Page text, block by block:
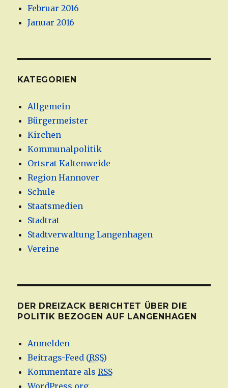
Februar 2016
Januar 2016
KATEGORIEN
Allgemein
Bürgermeister
Kirchen
Kommunalpolitik
Ortsrat Kaltenweide
Region Hannover
Schule
Staatsmedien
Stadtrat
Stadtverwaltung Langenhagen
Vereine
DER DREIZACK BERICHTET ÜBER DIE
POLITIK BEZOGEN AUF LANGENHAGEN
Anmelden
Beitrags-Feed (RSS)
Kommentare alsRSS